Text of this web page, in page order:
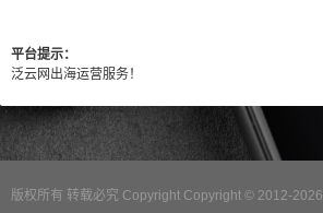
平台提示：
泛云网出海运营服务！
版权所有 转载必究 Copyright Copyright © 2012-2026